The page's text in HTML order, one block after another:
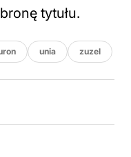
tytułu.
unia zuzel